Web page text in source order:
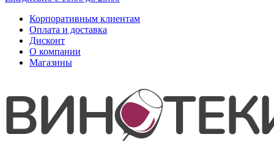
Корпоративным клиентам
Оплата и доставка
Дисконт
О компании
Магазины